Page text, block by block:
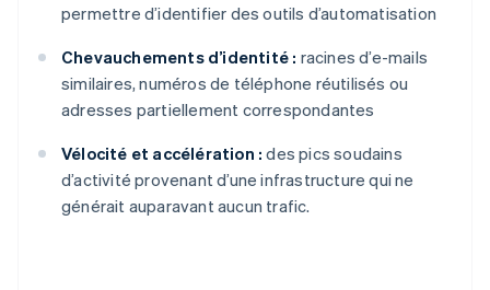
permettre d’identifier des outils d’automatisation
Chevauchements d’identité : racines d’e-mails
similaires, numéros de téléphone réutilisés ou
adresses partiellement correspondantes
Vélocité et accélération : des pics soudains
d’activité provenant d’une infrastructure qui ne
générait auparavant aucun trafic.